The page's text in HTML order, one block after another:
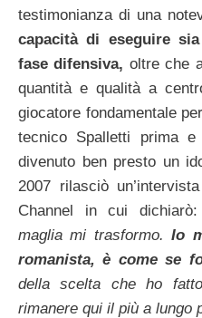
testimonianza di una
capacità di eseguire
fase difensiva, oltre che
quantità e qualità a
giocatore fondamentale
tecnico Spalletti prima
divenuto ben presto un
2007 rilasciò
Channel in cui
maglia mi trasformo.Io
romanista, è come se
della scelta che ho
rimanere qui il più a lungo